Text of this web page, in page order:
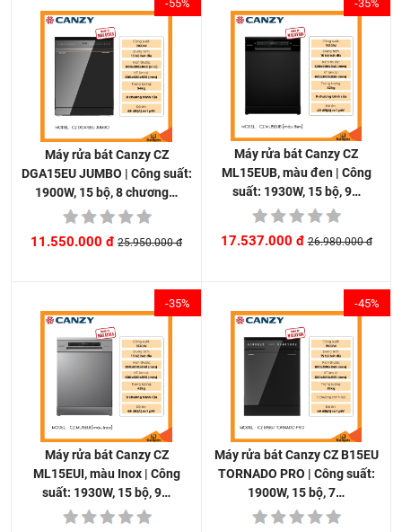
-55%
Máy rửa bát Canzy CZ
DGA15EU JUMBO | Công suất:
1900W, 15 bộ, 8 chương…
11.550.000 đ 25.950.000 đ
-35%
Máy rửa bát Canzy CZ
ML15EUB, màu đen | Công
suất: 1930W, 15 bộ, 9…
17.537.000 đ 26.980.000 đ
-35%
Máy rửa bát Canzy CZ
ML15EUI, màu Inox | Công
suất: 1930W, 15 bộ, 9…
-45%
Máy rửa bát Canzy CZ B15EU
TORNADO PRO | Công suất:
1900W, 15 bộ, 7…